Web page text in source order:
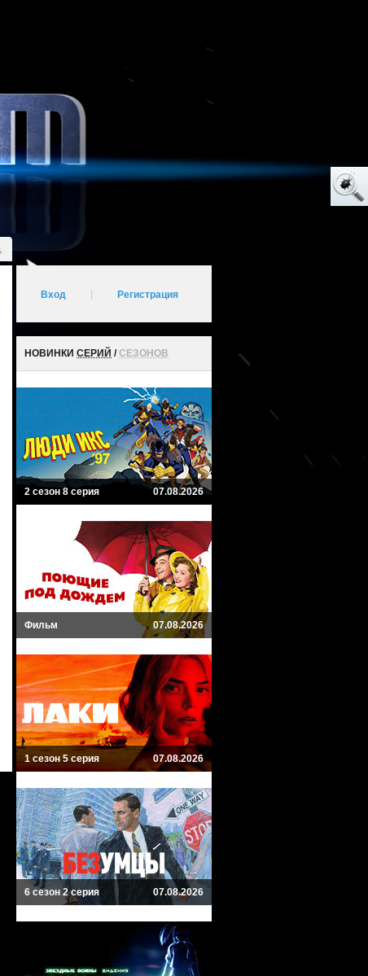
Вход Регистрация
НОВИНКИ СЕРИЙ /СЕЗОНОВ
2 сезон 8 серия 07.08.2026
Фильм 07.08.2026
1 сезон 5 серия 07.08.2026
6 сезон 2 серия 07.08.2026